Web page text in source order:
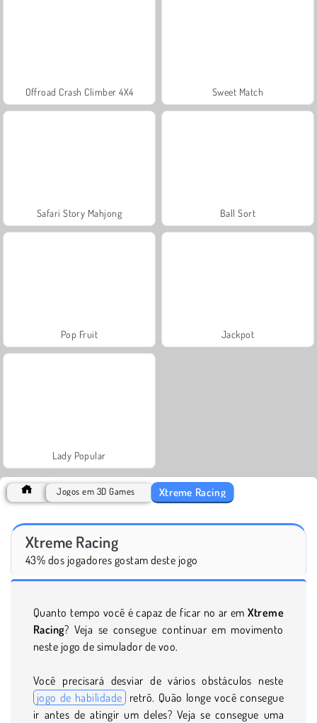
Offroad Crash Climber 4X4 Sweet Match
Safari Story Mahjong Ball Sort
Pop Fruit Jackpot
Lady Popular
Jogos em 3D Games Xtreme Racing
Xtreme Racing
43% dos jogadores gostam deste jogo
Quanto tempo você é capaz de ficar no ar emXtreme
Racing? Veja se consegue continuar em movimento
neste jogo de simulador de voo.
Você precisará desviar de vários obstáculos neste
jogo de habilidade retrô. Quão longe você consegue
ir antes de atingir um deles? Veja se consegue uma